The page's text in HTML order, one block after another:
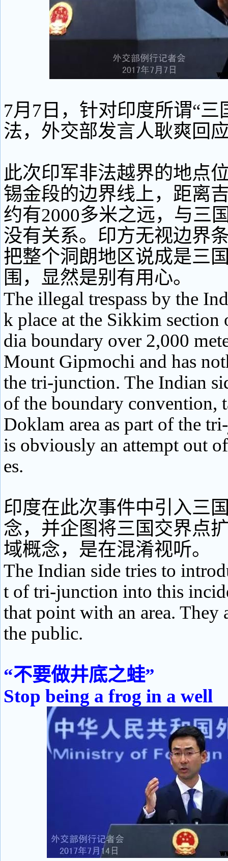
7月7日，针对印度所谓“三
法，外交部发言人耿爽回
此次印军非法越界的地点
锡金段的边界线上，距离
约有2000多米之远，与三
没有关系。印方无视边界
把整个洞朗地区说成是三
围，显然是别有用心。
The illegal trespass by the
k place at the Sikkim section
dia boundary over 2,000
Mount Gipmochi and has
the tri-junction. The Indian
of the boundary convention,
Doklam area as part of the
is obviously an attempt out
es.
印度在此次事件中引入三
念，并企图将三国交界点
域概念，是在混淆视听。
The Indian side tries to
t of tri-junction into this
that point with an area. They
the public.
“不要做井底之蛙”
Stop being a frog in a well